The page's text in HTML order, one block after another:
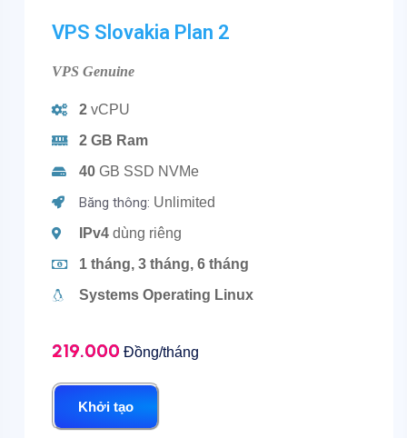
VPS Slovakia Plan 2
VPS Genuine
2 vCPU
2 GB Ram
40GB SSD NVMe
Băng thông: Unlimited
IPv4dùng riêng
1 tháng, 3 tháng, 6 tháng
Systems Operating Linux
Khởi tạo
219.000 Đồng/tháng